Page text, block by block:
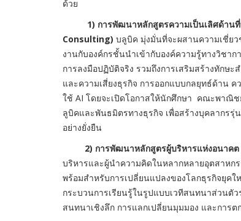
ด้วย
1) การพัฒนาหลักสูตรความเป็นเลิศด้า
Consulting) บลูบิค มุ่งมั่นที่จะผสานความเชี่ย
งานกับองค์กรชั้นนำเข้ากับองค์ความรู้ทางวิชา
การลงมือปฏิบัติจริง รวมถึงการเสริมสร้างทักษ
และความเสี่ยงธุรกิจ การออกแบบกลยุทธ์ด้าน
ใช้ AI โดยจะเปิดโอกาสให้นักศึกษา คณะพาณิ
ลูบิคและพันธมิตรทางธุรกิจ เพื่อสร้างบุคลากร
อย่างยั่งยืน
2) การพัฒนาหลักสูตรผู้บริหารแห่งอนา
บริหารและผู้นำความคิดในหลากหลายอุตสาหก
พร้อมสำหรับการเปลี่ยนแปลงของโลกธุรกิจยุค
กระบวนการเรียนรู้ในรูปแบบเวทีสนทนาส่วนตั
สนทนาเชิงลึก การแลกเปลี่ยนมุมมอง และการต